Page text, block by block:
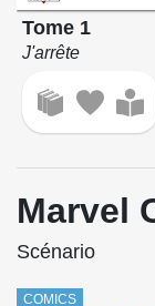
Tome 1
J'arrête
Marvel
Scénario
COMICS